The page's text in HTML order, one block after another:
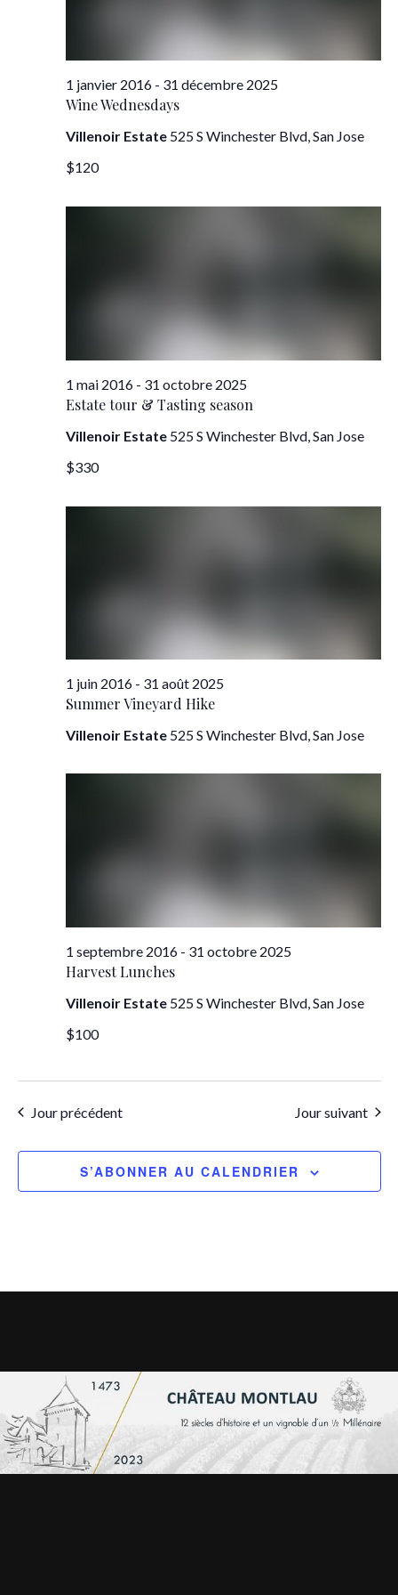
vues
Wine Wednesdays
1 janvier 2016- 31 décembre 2025
Villenoir Estate 525 S Winchester Blvd, San Jose
$120
Estate tour & Tasting season
1 mai 2016- 31 octobre 2025
Villenoir Estate 525 S Winchester Blvd, San Jose
$330
Summer Vineyard Hike
1 juin 2016- 31 août 2025
Villenoir Estate 525 S Winchester Blvd, San Jose
Harvest Lunches
1 septembre 2016- 31 octobre 2025
Villenoir Estate 525 S Winchester Blvd, San Jose
$100
Jour précédent Jour suivant
S’ABONNER AU CALENDRIER